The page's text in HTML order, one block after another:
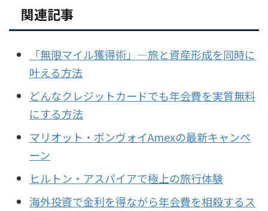
関連記事
「無限マイル獲得術」—旅と資産形成を同時に
叶える方法
どんなクレジットカードでも年会費を実質無料
にする方法
マリオット・ボンヴォイAmexの最新キャンペ
ーン
ヒルトン・アスパイアで極上の旅行体験
海外投資で金利を得ながら年会費を相殺するス